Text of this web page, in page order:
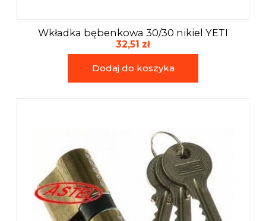
Wkładka bębenkowa 30/30 nikiel YETI
32,51 zł
Dodaj do koszyka